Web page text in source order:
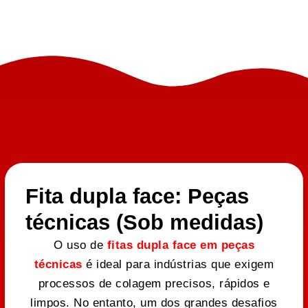
Fita dupla face: Peças
técnicas (Sob medidas)
O uso de fitas dupla face em peças
técnicas é ideal para indústrias que exigem
processos de colagem precisos, rápidos e
limpos. No entanto, um dos grandes desafios